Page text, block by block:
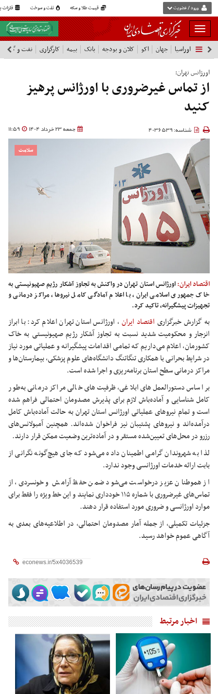
قیمت طلا و سکه نفت و سوخت فلزات ورود / عضویت
بار
و
بسته
نمودن
فهرست
اوراسیا جهان اکو کلان و بودجه بانک بیمه کارگزاری نفت و گاز
اورژانس تهران:
از تماس غیرضروری با اورژانس پرهیز
کنید
جمعه 23 خرداد 1404 11:59 شناسه: 4036539
سلامت
اقتصاد ایران:اورژانس استان تهران در واکنش به تجاوز آشکار رژیم صهیونیستی به
خاک جمهوری اسلامی ایران، با اعلام آمادگی کامل نیروها، مراکز درمانی و
تجهیزات پیشگیرانه، تاکید کرد.
به گزارش خبرگزاری اقتصاد ایران ، اورژانس استان تهران اعلام کرد: با ابراز
انزجار و محکومیت شدید نسبت به تجاوز آشکار رژیم صهیونیستی به خاک
کشورمان، اعلام می‌داریم که تمامی اقدامات پیشگیرانه و عملیاتی مورد نیاز
در شرایط بحرانی با همکاری تنگاتنگ دانشگاه‌های علوم پزشکی، بیمارستان‌ها و
مراکز درمانی سطح استان برنامه‌ریزی و اجرا شده است.
بر اساس دستورالعمل‌های ابلاغی، ظرفیت‌های خالی مراکز درمانی به‌طور
کامل شناسایی و آماده‌باش لازم برای پذیرش مصدومان احتمالی فراهم شده
است و تمام نیروهای عملیاتی اورژانس استان تهران به حالت آماده‌باش کامل
درآمده‌اند و نیروهای پشتیبان نیز فراخوان شده‌اند. همچنین آمبولانس‌های
رزرو در محل‌های تعیین‌شده مستقر و در آماده‌ترین وضعیت ممکن قرار دارند.
لذا به شهروندان گرامی اطمینان داده می‌شود که جای هیچ‌گونه نگرانی از
بابت ارائه خدمات اورژانسی وجود ندارد.
از هموطنان عزیز درخواست می‌شود ضمن حفظ آرامش و خونسردی، از
تماس‌های غیرضروری با شماره ۱۱۵ خودداری نمایند و این خط ویژه را فقط برای
موارد اورژانسی و ضروری مورد استفاده قرار دهند.
جزئیات تکمیلی، از جمله آمار مصدومان احتمالی، در اطلاعیه‌های بعدی به
آگاهی عموم خواهد رسید.
اخبار مرتبط